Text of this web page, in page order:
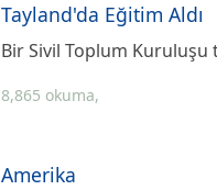
Tayland'da Eğitim Aldı
Bir Sivil Toplum Kuruluşu
8,865 okuma,
Amerika